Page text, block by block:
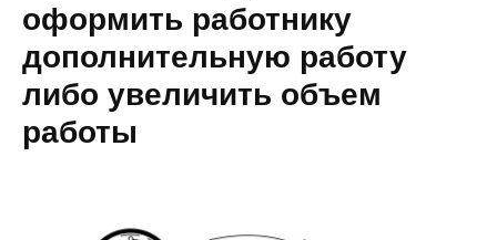
оформить работнику
дополнительную работу
либо увеличить объем
работы